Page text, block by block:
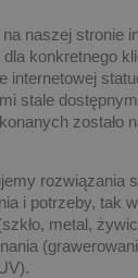
naszej stronie
konkretnego
internetowej
stale
zostało
rozwiązania
i potrzeby, tak
metal,